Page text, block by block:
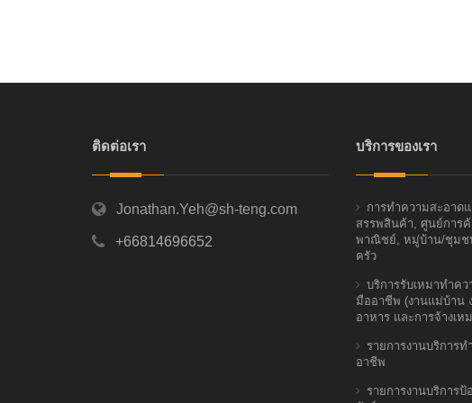
ติดต่อเรา
Jonathan.Yeh@sh-teng.com
+66814696652
บริการของเรา
การทำความสะอาด
สรรพสินค้า, ศูนย์การค้
พาณิชย์, หมู่บ้าน/ชุมช
ครัว
บริการรับเหมาทำค
มืออาชีพ (งานแม่บ้าน
อาหาร และการจ้างเห
รายการงานบริการ
อาชีพ
รายการงานบริการ